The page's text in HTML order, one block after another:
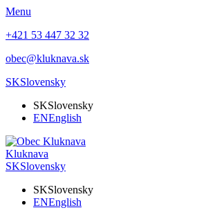
Menu
+421 53 447 32 32
obec@kluknava.sk
SKSlovensky
SKSlovensky
ENEnglish
Kluknava
SKSlovensky
SKSlovensky
ENEnglish